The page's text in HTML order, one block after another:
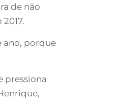
de não
ano, porque
pressiona